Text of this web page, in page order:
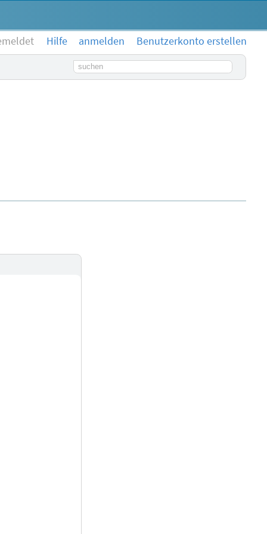
Hilfe anmelden
Benutzerkonto erstellen
Suchbegriff